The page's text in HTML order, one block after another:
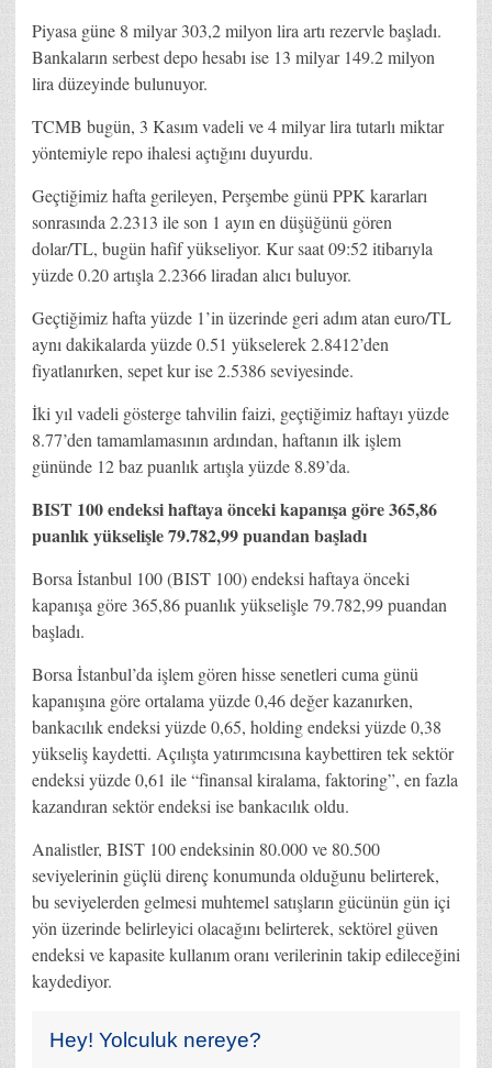
Piyasa güne 8 milyar 303,2 milyon lira artı rezervle başladı.
Bankaların serbest depo hesabı ise 13 milyar 149.2 milyon
lira düzeyinde bulunuyor.
TCMB bugün, 3 Kasım vadeli ve 4 milyar lira tutarlı miktar
yöntemiyle repo ihalesi açtığını duyurdu.
Geçtiğimiz hafta gerileyen, Perşembe günü PPK kararları
sonrasında 2.2313 ile son 1 ayın en düşüğünü gören
dolar/TL, bugün hafif yükseliyor. Kur saat 09:52 itibarıyla
yüzde 0.20 artışla 2.2366 liradan alıcı buluyor.
Geçtiğimiz hafta yüzde 1’in üzerinde geri adım atan euro/TL
aynı dakikalarda yüzde 0.51 yükselerek 2.8412’den
fiyatlanırken, sepet kur ise 2.5386 seviyesinde.
İki yıl vadeli gösterge tahvilin faizi, geçtiğimiz haftayı yüzde
8.77’den tamamlamasının ardından, haftanın ilk işlem
gününde 12 baz puanlık artışla yüzde 8.89’da.
BIST 100 endeksi haftaya önceki kapanışa göre 365,86
puanlık yükselişle 79.782,99 puandan başladı
Borsa İstanbul 100 (BIST 100) endeksi haftaya önceki
kapanışa göre 365,86 puanlık yükselişle 79.782,99 puandan
başladı.
Borsa İstanbul’da işlem gören hisse senetleri cuma günü
kapanışına göre ortalama yüzde 0,46 değer kazanırken,
bankacılık endeksi yüzde 0,65, holding endeksi yüzde 0,38
yükseliş kaydetti. Açılışta yatırımcısına kaybettiren tek sektör
endeksi yüzde 0,61 ile “finansal kiralama, faktoring”, en fazla
kazandıran sektör endeksi ise bankacılık oldu.
Analistler, BIST 100 endeksinin 80.000 ve 80.500
seviyelerinin güçlü direnç konumunda olduğunu belirterek,
bu seviyelerden gelmesi muhtemel satışların gücünün gün içi
yön üzerinde belirleyici olacağını belirterek, sektörel güven
endeksi ve kapasite kullanım oranı verilerinin takip edileceğini
kaydediyor.
Hey! Yolculuk nereye?